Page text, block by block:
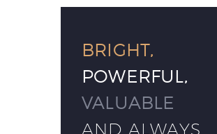
BRIGHT,
POWERFUL,
VALUABLE
AND ALWAYS